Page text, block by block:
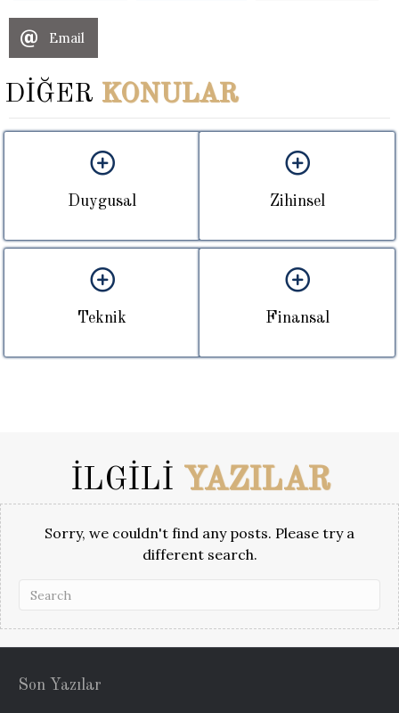
Email
DİĞER KONULAR
Duygusal Zihinsel
Teknik Finansal
İLGİLİ YAZILAR
Sorry, we couldn't find any posts. Please try a
different search.
Son Yazılar